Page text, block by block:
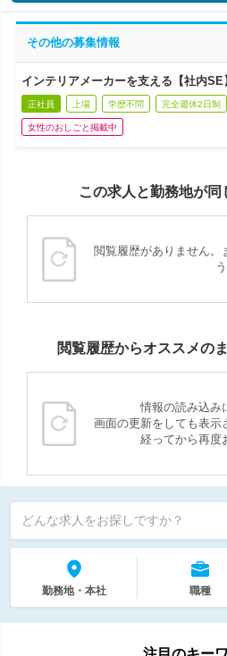
その他の募集情報
インテリアメーカーを支える【社内
正社員 上場 学歴不問 完全週休2日制
女性のおしごと掲載中
この求人と勤務地が同
閲覧履歴がありません。
う
閲覧履歴からオススメの
情報の読み込み
画面の更新をしても表示
経ってから再度
どんな求人をお探しですか？
勤務地・本社 職種